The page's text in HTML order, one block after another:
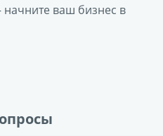
ваш бизнес в